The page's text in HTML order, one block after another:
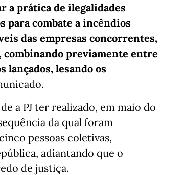
a prática de ilegalidades
para combate a incêndios
das empresas concorrentes,
combinando previamente entre
lançados, lesando os
a PJ ter realizado, em maio do
da qual foram
pessoas coletivas,
adiantando que o
de justiça.